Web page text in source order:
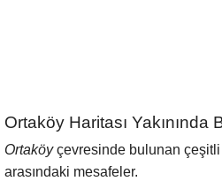
Ortaköy Haritası Yakınında
Ortaköyçevresinde bulunan
arasındaki mesafeler.